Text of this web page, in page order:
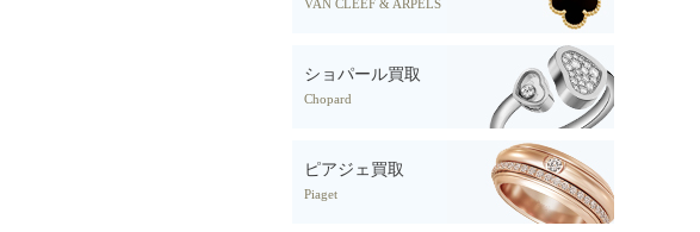
VAN CLEEF & ARPELS
ショパール買取
Chopard
ピアジェ買取
Piaget